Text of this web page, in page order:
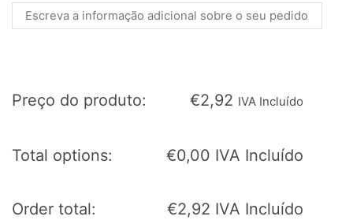
Preço do produto: €2,92 IVA Incluído
Total options: €0,00 IVA Incluído
Order total: €2,92 IVA Incluído